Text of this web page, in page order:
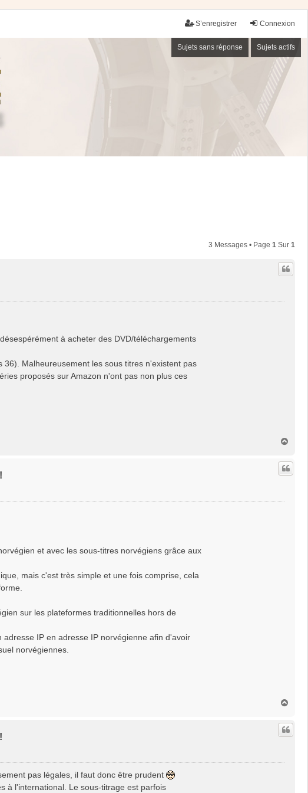
Connexion
S’enregistrer
Sujets sans réponse Sujets actifs
3 Messages • Page 1 Sur 1
à acheter des DVD/téléchargements
Malheureusement les sous titres n'existent pas
proposés sur Amazon n'ont pas non plus ces
u
et avec les sous-titres norvégiens grâce aux
mais c'est très simple et une fois comprise, cela
sur les plateformes traditionnelles hors de
IP en adresse IP norvégienne afin d'avoir
norvégiennes.
u
pas légales, il faut donc être prudent
à l'international. Le sous-titrage est parfois